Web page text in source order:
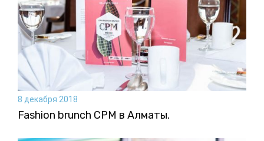
8 декабря 2018
Fashion brunch CPM в Алматы.